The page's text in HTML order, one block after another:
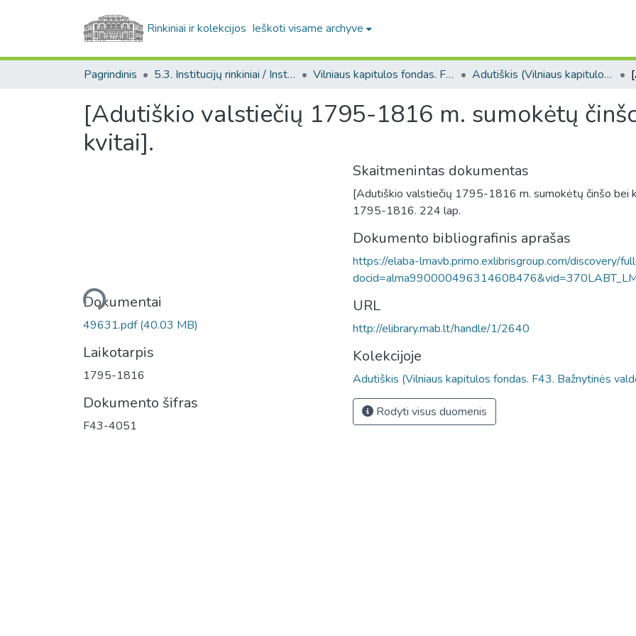
Rinkiniai ir kolekcijos Ieškoti visame archyve
Pagrindinis 5.3. Institucijų rinkiniai / Institutional collections Vilniaus kapitulos fondas. F43 Adutiškis (Vilniaus kapitulos fondas. F43. Bažnytinės valdos)
[Adutiškio valstiečių 1795-1816 m. sumokėtų
kvitai].
Įkeliama...
Dokumentai
49631.pdf(40.03 MB)
Laikotarpis
1795-1816
Dokumento šifras
F43-4051
Skaitmenintas dokumentas
[Adutiškio valstiečių 1795-1816 m. sumokėtų činšo bei
1795-1816. 224 lap.
Dokumento bibliografinis aprašas
https://elaba-lmavb.primo.exlibrisgroup.com/discovery/
URL
http://elibrary.mab.lt/handle/1/2640
Kolekcijoje
Adutiškis (Vilniaus kapitulos fondas. F43. Bažnytinės
Rodyti visus duomenis